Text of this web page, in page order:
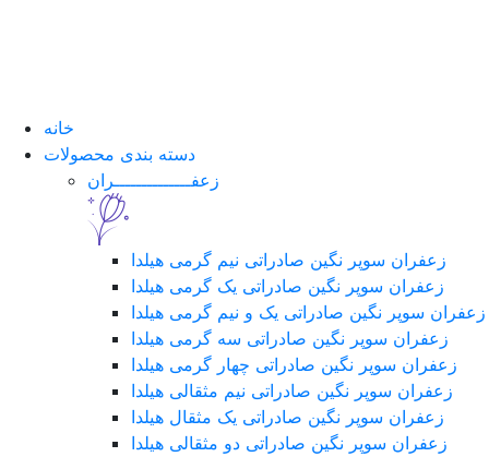
خانه
دسته بندی محصولات
زعفــــــــــــــران
زعفران سوپر نگین صادراتی نیم گرمی هیلدا
زعفران سوپر نگین صادراتی یک گرمی هیلدا
زعفران سوپر نگین صادراتی یک و نیم گرمی هیلدا
زعفران سوپر نگین صادراتی سه گرمی هیلدا
زعفران سوپر نگین صادراتی چهار گرمی هیلدا
زعفران سوپر نگین صادراتی نیم مثقالی هیلدا
زعفران سوپر نگین صادراتی یک مثقال هیلدا
زعفران سوپر نگین صادراتی دو مثقالی هیلدا